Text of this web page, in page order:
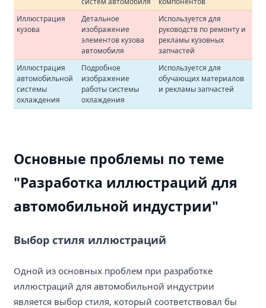
Иллюстрация
кузова
Детальное
изображение
элементов кузова
автомобиля
Используется для
руководств по ремонту и
рекламы кузовных
запчастей
Иллюстрация
автомобильной
системы
охлаждения
Подробное
изображение
работы системы
охлаждения
Используется для
обучающих материалов
и рекламы запчастей
Основные проблемы по теме
"Разработка иллюстраций для
автомобильной индустрии"
Выбор стиля иллюстраций
Одной из основных проблем при разработке
иллюстраций для автомобильной индустрии
является выбор стиля, который соответствовал бы